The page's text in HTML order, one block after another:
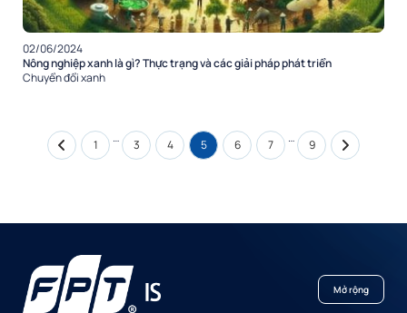
02/06/2024
Nông nghiệp xanh là gì? Thực trạng và các giải pháp phát triển
Chuyển đổi xanh
1 … 3 4 5 6 7 … 9
Mở rộng